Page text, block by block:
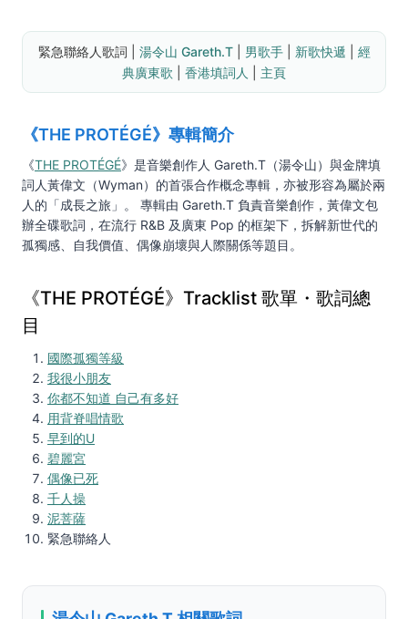
緊急聯絡人歌詞 | 湯令山 Gareth.T | 男歌手 | 新歌快遞
經
典廣東歌
香港填詞人 主頁
《THE PROTÉGÉ》專輯簡介
《THE PROTÉGÉ》是音樂創作人 Gareth.T（湯令山）與金牌填
詞人黃偉文（Wyman）的首張合作概念專輯，亦被形容為屬於兩
人的「成長之旅」。 專輯由 Gareth.T 負責音樂創作，黃偉文包
辦全碟歌詞，在流行 R&B 及廣東 Pop 的框架下，拆解新世代的
孤獨感、自我價值、偶像崩壞與人際關係等題目。
《THE PROTÉGÉ》Tracklist 歌單・歌詞總
目
國際孤獨等級
我很小朋友
你都不知道 自己有多好
用背脊唱情歌
早到的U
碧麗宮
偶像已死
千人操
泥菩薩
緊急聯絡人